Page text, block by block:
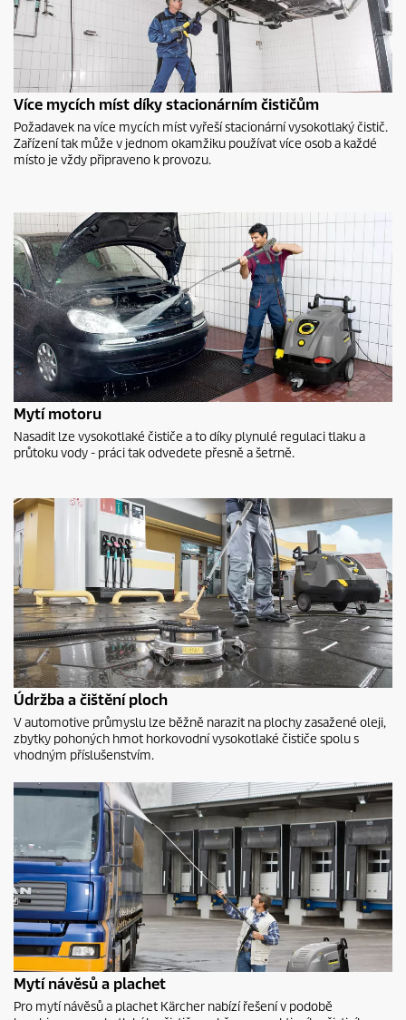
Více mycích míst díky stacionárním čističům
Požadavek na více mycích míst vyřeší stacionární vysokotlaký čistič.
Zařízení tak může v jednom okamžiku používat více osob a každé
místo je vždy připraveno k provozu.
Mytí motoru
Nasadit lze vysokotlaké čističe a to díky plynulé regulaci tlaku a
průtoku vody - práci tak odvedete přesně a šetrně.
Údržba a čištění ploch
V automotive průmyslu lze běžně narazit na plochy zasažené oleji,
zbytky pohoných hmot horkovodní vysokotlaké čističe spolu s
vhodným příslušenstvím.
Mytí návěsů a plachet
Pro mytí návěsů a plachet Kärcher nabízí řešení v podobě